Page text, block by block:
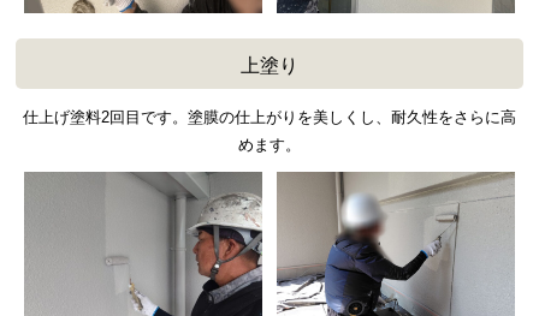
上塗り
仕上げ塗料2回目です。塗膜の仕上がりを美しくし、耐久性をさらに高
めます。